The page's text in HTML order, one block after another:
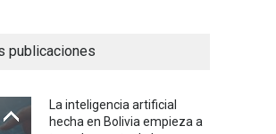
publicaciones
La inteligencia artificial
hecha en Bolivia empieza a